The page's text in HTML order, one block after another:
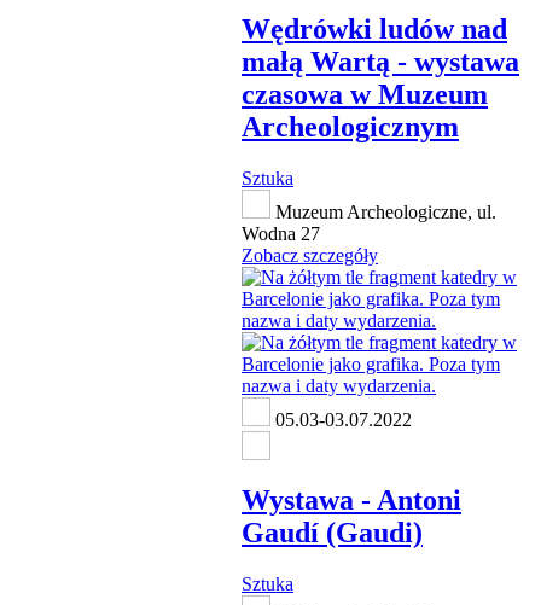
Wędrówki ludów nad
małą Wartą - wystawa
czasowa w Muzeum
Archeologicznym
Sztuka
Muzeum Archeologiczne, ul.
Wodna 27
Zobacz szczegóły
05.03-03.07.2022
Wystawa - Antoni
Gaudí (Gaudi)
Sztuka